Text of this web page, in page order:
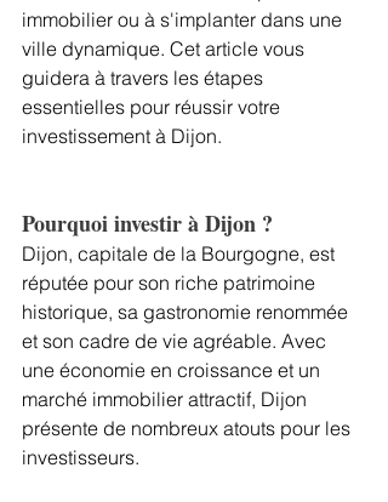
immobilier ou à s'implanter dans une
ville dynamique. Cet article vous
guidera à travers les étapes
essentielles pour réussir votre
investissement à Dijon.
Pourquoi investir à Dijon ?
Dijon, capitale de la Bourgogne, est
réputée pour son riche patrimoine
historique, sa gastronomie renommée
et son cadre de vie agréable. Avec
une économie en croissance et un
marché immobilier attractif, Dijon
présente de nombreux atouts pour les
investisseurs.